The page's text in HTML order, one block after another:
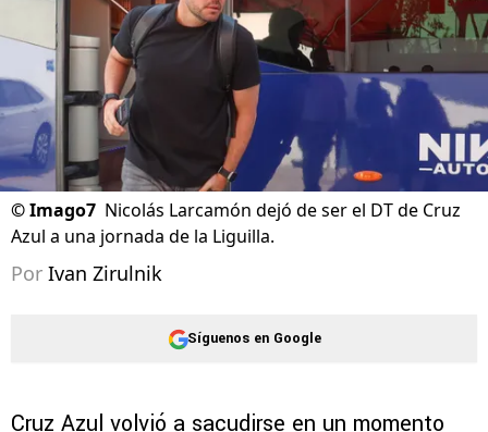
©Imago7 Nicolás Larcamón dejó de ser el DT de Cruz
Azul a una jornada de la Liguilla.
Por Ivan Zirulnik
Síguenos en Google
Cruz Azul volvió a sacudirse en un momento